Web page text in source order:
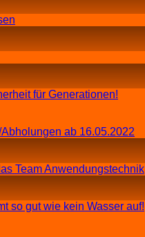
für Generationen!
ab 16.05.2022
Team Anwendungstechnik
so gut wie kein Wasser auf!